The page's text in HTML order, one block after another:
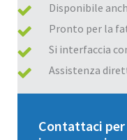
Disponibile
Pronto per la
Si interfaccia
Assistenza
Contattaci per